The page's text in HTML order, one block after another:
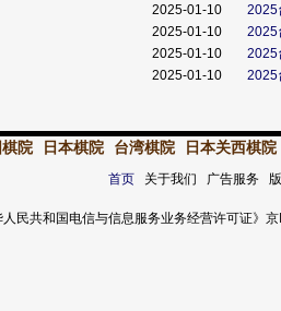
2025-01-10
2025
2025-01-10
2025
2025-01-10
2025
2025-01-10 2025
院 日本棋院 台湾棋院 日本关西棋院
首页关于我们 广告服务
人民共和国电信与信息服务业务经营许可证